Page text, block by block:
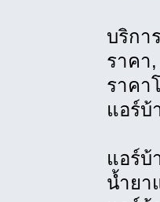
บริกา
ราคา
ราคา
แอร์บ้
แอร์บ้
น้ำยา